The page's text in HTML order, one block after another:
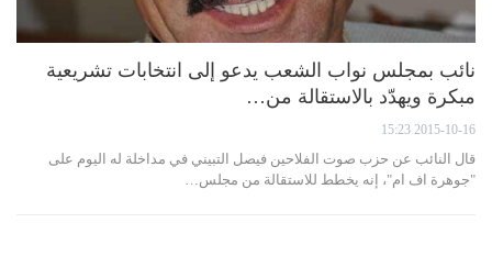
نائب بمجلس نواب الشعب يدعو إلى انتخابات تشريعية
مبكرة ويهدّد بالاستقالة من…
2015-10-16 15:23
قال النائب عن حزب صوت الفلاحين فيصل التبيني في مداخلة له اليوم على
"جوهرة اف ام"، إنه يخطط للاستقالة من مجلس…